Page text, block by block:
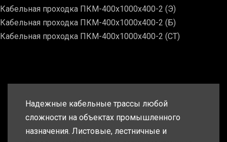
Кабельная проходка ПКМ-400х1000х400-2 (Э)
Кабельная проходка ПКМ-400х1000х400-2 (Б)
Кабельная проходка ПКМ-400х1000х400-2 (СТ)
Надежные кабельные трассы любой
сложности на объектах промышленного
назначения. Листовые, лестничные и